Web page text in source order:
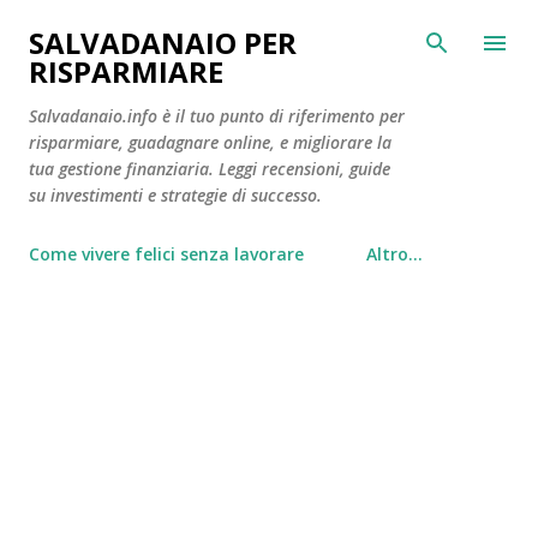
Passa ai contenuti principali
SALVADANAIO PER
RISPARMIARE
Salvadanaio.info è il tuo punto di riferimento per
risparmiare, guadagnare online, e migliorare la
tua gestione finanziaria. Leggi recensioni, guide
su investimenti e strategie di successo.
Come vivere felici senza lavorare Altro…